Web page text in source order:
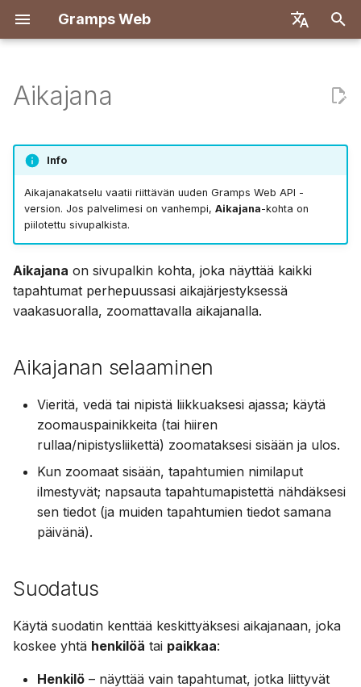
Gramps Web
Español
简体中文
Tiếng Việt
Русский
Português
日本語
Italiano
Українська
a
n
a
Ominaisuudet
Aloittaminen
Kokeile paikallisesti
Asennus ja käyttöönotto
Docker Let's Encryptin
DigitalOcean
TrueNAS
Palvelinhallinta
Palvelinmääritykset
OIDC-todennus
Monipuuasetukset
Käyttöliittymän
Median ylläpito S3:ssa
Rajoita CPU:n ja muistin
käyttöä
Johdanto
Luo omistajatili
Tuo tietoja
Vie tietoja
Hallitse käyttäjiä
Hallinta-asetukset
kanssa
Rekisteröityminen
Ensimmäinen kirjautuminen
Aikajanan selaaminen
Suodatus
Hyppääminen aikajanalle
Lisää mediatiedostoja
Merkitse henkilöt kuviin
Käytä blogia
Hallitse tehtäviä
Tunnisteet
Muokkaa sukupuussa
Yleiskatsaus
DNA-osumat
Kromosomiselain
Y-DNA
Raportit
Kirjanmerkit
Historia
Versiohistoria
GQL-suodattimet
Tekoälyavustaja
Ulkoinen haku
Käyttäjäasetukset
Pikanäppäimet
Ilmoitukset
Yleiskatsaus
Taustajärjestelmä Kehitysympäristön
API-määrittely
Käyttöliittymä
Kehitysympäristön
Arkkitehtuuri
Aikajana
Info
Aikajanakatselu vaatii riittävän uuden Gramps Web API -
version. Jos palvelimesi on vanhempi, Aikajana-kohta on
piilotettu sivupalkista.
Aikajana on sivupalkin kohta, joka näyttää kaikki
tapahtumat perhepuussasi aikajärjestyksessä
vaakasuoralla, zoomattavalla aikajanalla.
Aikajanan selaaminen
Vieritä, vedä tai nipistä liikkuaksesi ajassa; käytä
zoomauspainikkeita (tai hiiren
rullaa/nipistysliikettä) zoomataksesi sisään ja ulos.
Kun zoomaat sisään, tapahtumien nimilaput
ilmestyvät; napsauta tapahtumapistettä nähdäksesi
sen tiedot (ja muiden tapahtumien tiedot samana
päivänä).
Suodatus
Käytä suodatin kenttää keskittyäksesi aikajanaan, joka
koskee yhtä henkilöä tai paikkaa:
Henkilö – näyttää vain tapahtumat, jotka liittyvät